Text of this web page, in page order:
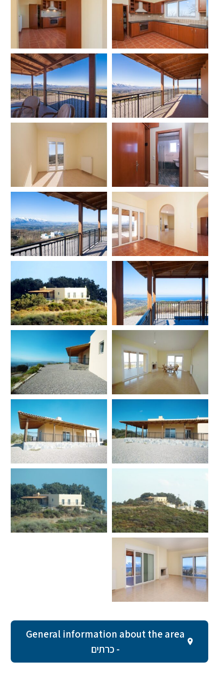
General information about the area
- כרתים